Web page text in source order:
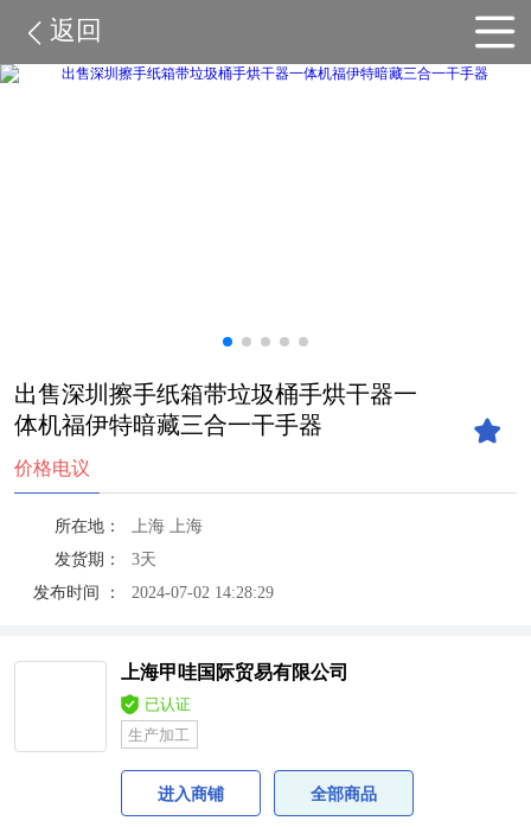
返回
出售深圳擦手纸箱带垃圾桶手烘干器一
体机福伊特暗藏三合一干手器
价格电议
所在地：
上海 上海
发货期：
3天
发布时间 ：
2024-07-02 14:28:29
上海甲哇国际贸易有限公司
已认证
生产加工
进入商铺 全部商品